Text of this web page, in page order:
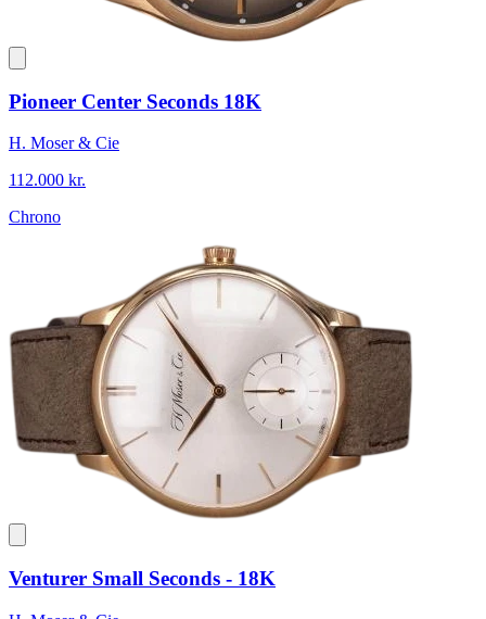
Pioneer Center Seconds 18K
H. Moser & Cie
112.000 kr.
Chrono
Venturer Small Seconds - 18K